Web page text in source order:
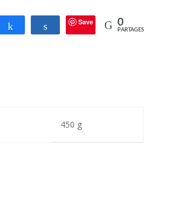
Partagez Partagez
Save 0
PARTAGES
450 g